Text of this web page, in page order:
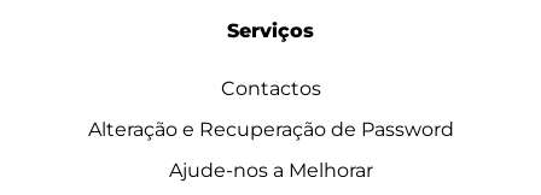
Serviços
Contactos
Alteração e Recuperação de Password
Ajude-nos a Melhorar